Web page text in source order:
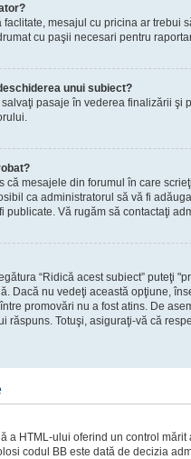
mesajul cu pricina ar trebui
cu paşii necesari pentru
unui subiect?
pasaje în vederea finalizării şi
că mesajele din forumul în care
ca administratorul să vă fi
publicate. Vă rugăm să contactaţi
“Ridică acest subiect” puteţi
Dacă nu vedeţi această opţiune,
promovări nu a fost atins. De
răspuns. Totuşi, asiguraţi-vă că
a HTML-ului oferind un control
codul BB este dată de decizia